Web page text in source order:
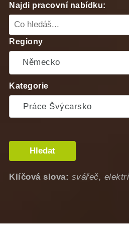
Najdi pracovní nabídku:
Regiony
Kategorie
Hledat
Klíčová slova: svářeč,